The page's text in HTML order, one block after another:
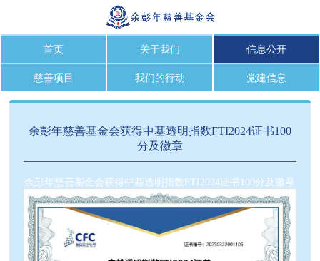
首页 关于我们 信息公开
慈善项目 我们的行动 党建信息
余彭年慈善基金会获得中基透明指数FTI2024证书100
分及徽章
余彭年慈善基金会获得中基透明指数FTI2024证书100分及徽章